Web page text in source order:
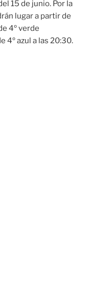
15 de junio. Por la
lugar a partir de
4º verde
4º azul a las 20:30.